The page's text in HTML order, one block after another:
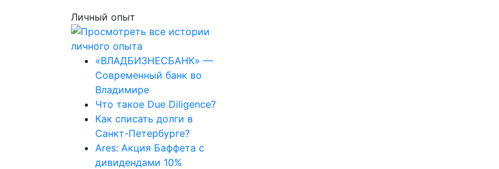
Личный опыт
«ВЛАДБИЗНЕСБАНК» —
Современный банк во
Владимире
Что такое Due Diligence?
Как списать долги в
Санкт-Петербурге?
Ares: Акция Баффета с
дивидендами 10%